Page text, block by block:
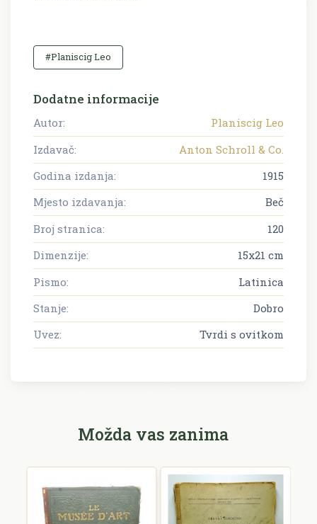
#Planiscig Leo
Dodatne informacije
Autor:
Planiscig Leo
Izdavač:
Anton Schroll & Co.
Godina izdanja:
1915
Mjesto izdavanja:
Beč
Broj stranica:
120
Dimenzije:
15x21 cm
Pismo:
Latinica
Stanje:
Dobro
Uvez:
Tvrdi s ovitkom
Možda vas zanima